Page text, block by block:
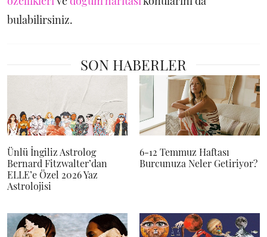
bulabilirsiniz.
SON HABERLER
Ünlü İngiliz Astrolog
Bernard Fitzwalter’dan
ELLE’e Özel 2026 Yaz
Astrolojisi
6-12 Temmuz Haftası
Burcunuza Neler Getiriyor?